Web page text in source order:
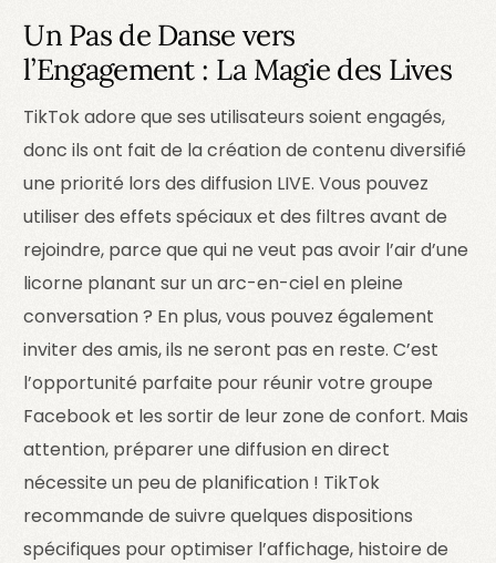
Un Pas de Danse vers
l’Engagement : La Magie des Lives
TikTok adore que ses utilisateurs soient engagés,
donc ils ont fait de la création de contenu diversifié
une priorité lors des diffusion LIVE. Vous pouvez
utiliser des effets spéciaux et des filtres avant de
rejoindre, parce que qui ne veut pas avoir l’air d’une
licorne planant sur un arc-en-ciel en pleine
conversation ? En plus, vous pouvez également
inviter des amis, ils ne seront pas en reste. C’est
l’opportunité parfaite pour réunir votre groupe
Facebook et les sortir de leur zone de confort. Mais
attention, préparer une diffusion en direct
nécessite un peu de planification ! TikTok
recommande de suivre quelques dispositions
spécifiques pour optimiser l’affichage, histoire de